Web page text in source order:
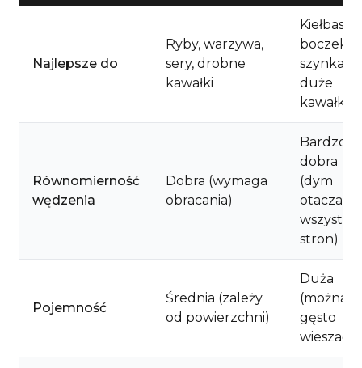
Najlepsze do
Ryby, warzywa,
sery, drobne
kawałki
Kiełbasy,
boczek,
szynka,
duże
kawałki
Równomierność
wędzenia
Dobra (wymaga
obracania)
Bardzo
dobra
(dym
otacza ze
stron)
Pojemność
Średnia (zależy
od powierzchni)
Duża
(można
gęsto
wieszać)